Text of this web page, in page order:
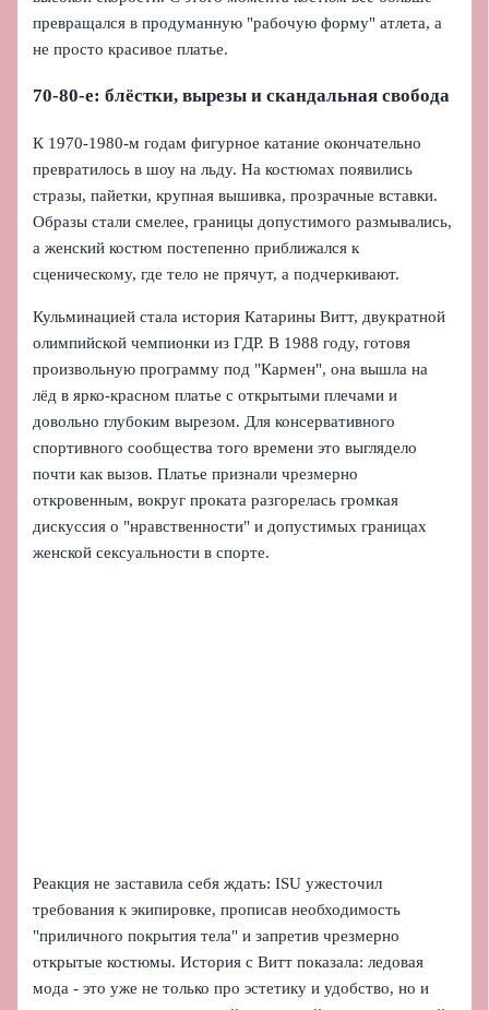
превращался в продуманную "рабочую форму" атлета, а
не просто красивое платье.
70-80-е: блёстки, вырезы и скандальная свобода
К 1970-1980-м годам фигурное катание окончательно
превратилось в шоу на льду. На костюмах появились
стразы, пайетки, крупная вышивка, прозрачные вставки.
Образы стали смелее, границы допустимого размывались,
а женский костюм постепенно приближался к
сценическому, где тело не прячут, а подчеркивают.
Кульминацией стала история Катарины Витт, двукратной
олимпийской чемпионки из ГДР. В 1988 году, готовя
произвольную программу под "Кармен", она вышла на
лёд в ярко-красном платье с открытыми плечами и
довольно глубоким вырезом. Для консервативного
спортивного сообщества того времени это выглядело
почти как вызов. Платье признали чрезмерно
откровенным, вокруг проката разгорелась громкая
дискуссия о "нравственности" и допустимых границах
женской сексуальности в спорте.
Реакция не заставила себя ждать: ISU ужесточил
требования к экипировке, прописав необходимость
"приличного покрытия тела" и запретив чрезмерно
открытые костюмы. История с Витт показала: ледовая
мода - это уже не только про эстетику и удобство, но и